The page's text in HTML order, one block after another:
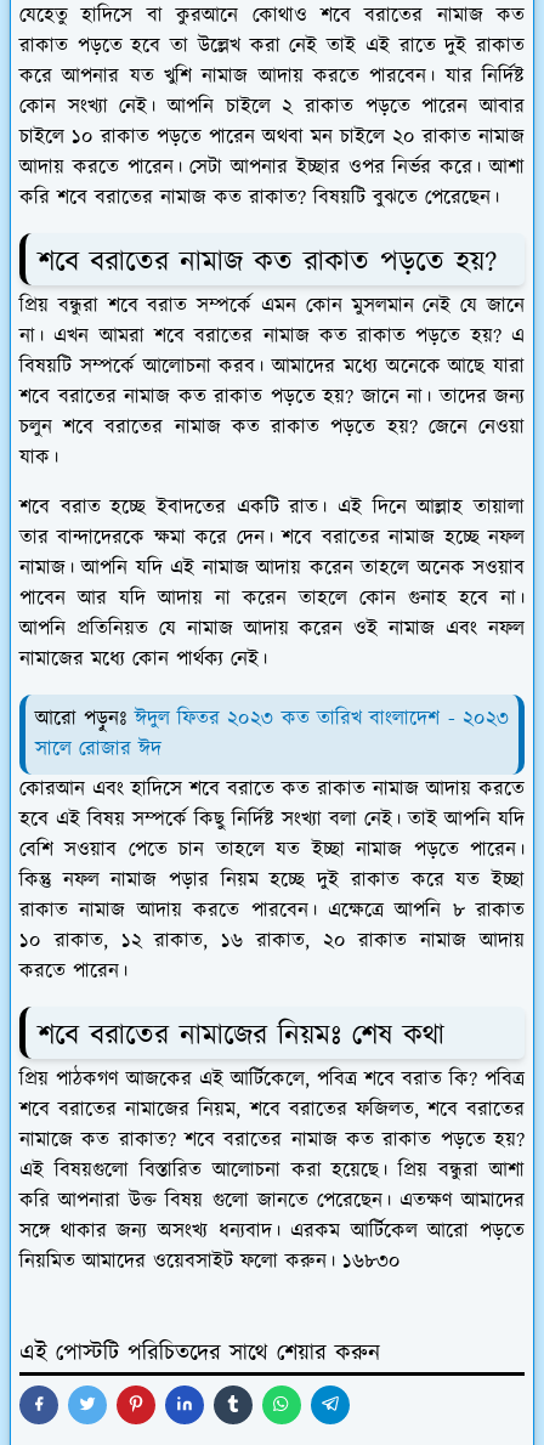
যেহেতু হাদিসে বা কুরআনে কোথাও শবে বরাতের নামাজ কত
রাকাত পড়তে হবে তা উল্লেখ করা নেই তাই এই রাতে দুই রাকাত
করে আপনার যত খুশি নামাজ আদায় করতে পারবেন। যার নির্দিষ্ট
কোন সংখ্যা নেই। আপনি চাইলে ২ রাকাত পড়তে পারেন আবার
চাইলে ১০ রাকাত পড়তে পারেন অথবা মন চাইলে ২০ রাকাত নামাজ
আদায় করতে পারেন। সেটা আপনার ইচ্ছার ওপর নির্ভর করে। আশা
করি শবে বরাতের নামাজ কত রাকাত? বিষয়টি বুঝতে পেরেছেন।
শবে বরাতের নামাজ কত রাকাত পড়তে হয়?
প্রিয় বন্ধুরা শবে বরাত সম্পর্কে এমন কোন মুসলমান নেই যে জানে
না। এখন আমরা শবে বরাতের নামাজ কত রাকাত পড়তে হয়? এ
বিষয়টি সম্পর্কে আলোচনা করব। আমাদের মধ্যে অনেকে আছে যারা
শবে বরাতের নামাজ কত রাকাত পড়তে হয়? জানে না। তাদের জন্য
চলুন শবে বরাতের নামাজ কত রাকাত পড়তে হয়? জেনে নেওয়া
যাক।
শবে বরাত হচ্ছে ইবাদতের একটি রাত। এই দিনে আল্লাহ তায়ালা
তার বান্দাদেরকে ক্ষমা করে দেন। শবে বরাতের নামাজ হচ্ছে নফল
নামাজ। আপনি যদি এই নামাজ আদায় করেন তাহলে অনেক সওয়াব
পাবেন আর যদি আদায় না করেন তাহলে কোন গুনাহ হবে না।
আপনি প্রতিনিয়ত যে নামাজ আদায় করেন ওই নামাজ এবং নফল
নামাজের মধ্যে কোন পার্থক্য নেই।
আরো পড়ুনঃঈদুল ফিতর ২০২৩ কত তারিখ বাংলাদেশ - ২০২৩
সালে রোজার ঈদ
কোরআন এবং হাদিসে শবে বরাতে কত রাকাত নামাজ আদায় করতে
হবে এই বিষয় সম্পর্কে কিছু নির্দিষ্ট সংখ্যা বলা নেই। তাই আপনি যদি
বেশি সওয়াব পেতে চান তাহলে যত ইচ্ছা নামাজ পড়তে পারেন।
কিন্তু নফল নামাজ পড়ার নিয়ম হচ্ছে দুই রাকাত করে যত ইচ্ছা
রাকাত নামাজ আদায় করতে পারবেন। এক্ষেত্রে আপনি ৮ রাকাত
১০ রাকাত, ১২ রাকাত, ১৬ রাকাত, ২০ রাকাত নামাজ আদায়
করতে পারেন।
শবে বরাতের নামাজের নিয়মঃ শেষ কথা
প্রিয় পাঠকগণ আজকের এই আর্টিকেলে, পবিত্র শবে বরাত কি? পবিত্র
শবে বরাতের নামাজের নিয়ম, শবে বরাতের ফজিলত, শবে বরাতের
নামাজে কত রাকাত? শবে বরাতের নামাজ কত রাকাত পড়তে হয়?
এই বিষয়গুলো বিস্তারিত আলোচনা করা হয়েছে। প্রিয় বন্ধুরা আশা
করি আপনারা উক্ত বিষয় গুলো জানতে পেরেছেন। এতক্ষণ আমাদের
সঙ্গে থাকার জন্য অসংখ্য ধন্যবাদ। এরকম আর্টিকেল আরো পড়তে
নিয়মিত আমাদের ওয়েবসাইট ফলো করুন। ১৬৮৩০
এই পোস্টটি পরিচিতদের সাথে শেয়ার করুন